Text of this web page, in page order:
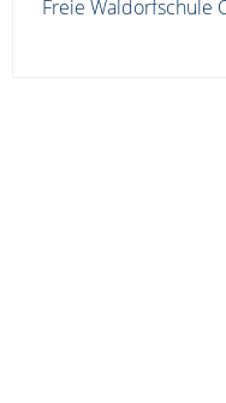
Freie Waldorfschule